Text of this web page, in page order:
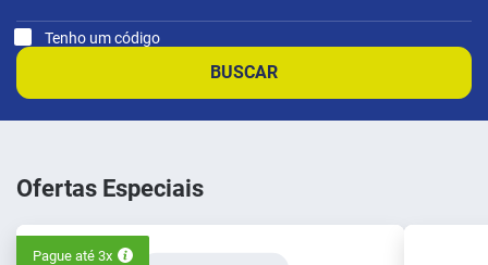
Tenho um código
BUSCAR
Ofertas Especiais
Pague até 3x